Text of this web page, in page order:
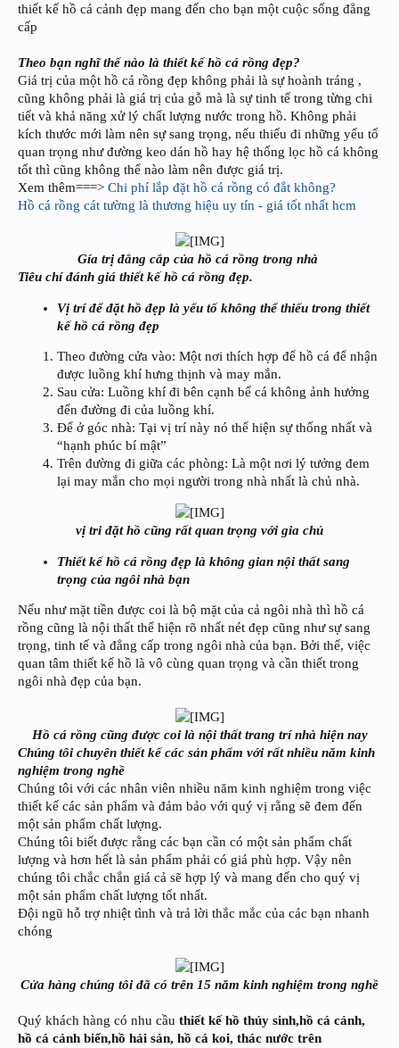
thiết kế hồ cá cảnh đẹp mang đến cho bạn một cuộc sống đẳng
cấp
Theo bạn nghĩ thế nào là thiết kế hồ cá rồng đẹp?
Giá trị của một hồ cá rồng đẹp không phải là sự hoành tráng ,
cũng không phải là giá trị của gỗ mà là sự tinh tế trong từng chi
tiết và khả năng xử lý chất lượng nước trong hồ. Không phải
kích thước mới làm nên sự sang trọng, nếu thiếu đi những yếu tố
quan trọng như đường keo dán hồ hay hệ thống lọc hồ cá không
tốt thì cũng không thể nào làm nên được giá trị.
Xem thêm===> Chi phí lắp đặt hồ cá rồng có đắt không?
Hồ cá rồng cát tường là thương hiệu uy tín - giá tốt nhất hcm
Gía trị đẳng cắp của hồ cá rồng trong nhà
Tiêu chí đánh giá thiết kế hồ cá rồng đẹp.
Vị trí để đặt hồ đẹp là yếu tố không thể thiếu trong thiết
kế hồ cá rồng đẹp
Theo đường cửa vào: Một nơi thích hợp để hồ cá để nhận
được luồng khí hưng thịnh và may mắn.
Sau cửa: Luồng khí đi bên cạnh bể cá không ảnh hưởng
đến đường đi của luồng khí.
Để ở góc nhà: Tại vị trí này nó thể hiện sự thống nhất và
“hạnh phúc bí mật”
Trên đường đi giữa các phòng: Là một nơi lý tưởng đem
lại may mắn cho mọi người trong nhà nhất là chủ nhà.
vị tri đặt hồ cũng rất quan trọng với gia chủ
Thiết kế hồ cá rồng đẹp là không gian nội thất sang
trọng của ngôi nhà bạn
Nếu như mặt tiền được coi là bộ mặt của cả ngôi nhà thì hồ cá
rồng cũng là nội thất thể hiện rõ nhất nét đẹp cũng như sự sang
trọng, tinh tế và đẳng cấp trong ngôi nhà của bạn. Bởi thế, việc
quan tâm thiết kế hồ là vô cùng quan trọng và cần thiết trong
ngôi nhà đẹp của bạn.
Hồ cá rồng cũng được coi là nội thất trang trí nhà hiện nay
Chúng tôi chuyên thiết kế các sản phẩm với rất nhiều năm kinh
nghiệm trong nghề
Chúng tôi với các nhân viên nhiều năm kinh nghiệm trong việc
thiết kế các sản phẩm và đảm bảo với quý vị rằng sẽ đem đến
một sản phẩm chất lượng.
Chúng tôi biết được rằng các bạn cần có một sản phẩm chất
lượng và hơn hết là sản phẩm phải có giá phù hợp. Vậy nên
chúng tôi chắc chắn giá cả sẽ hợp lý và mang đến cho quý vị
một sản phẩm chất lượng tốt nhất.
Đội ngũ hỗ trợ nhiệt tình và trả lời thắc mắc của các bạn nhanh
chóng
Cửa hàng chúng tôi đã có trên 15 năm kinh nghiệm trong nghề
Quý khách hàng có nhu cầu thiết kế hồ thủy sinh,hồ cá cảnh,
hồ cá cảnh biển,hồ hải sản, hồ cá koi, thác nước trên